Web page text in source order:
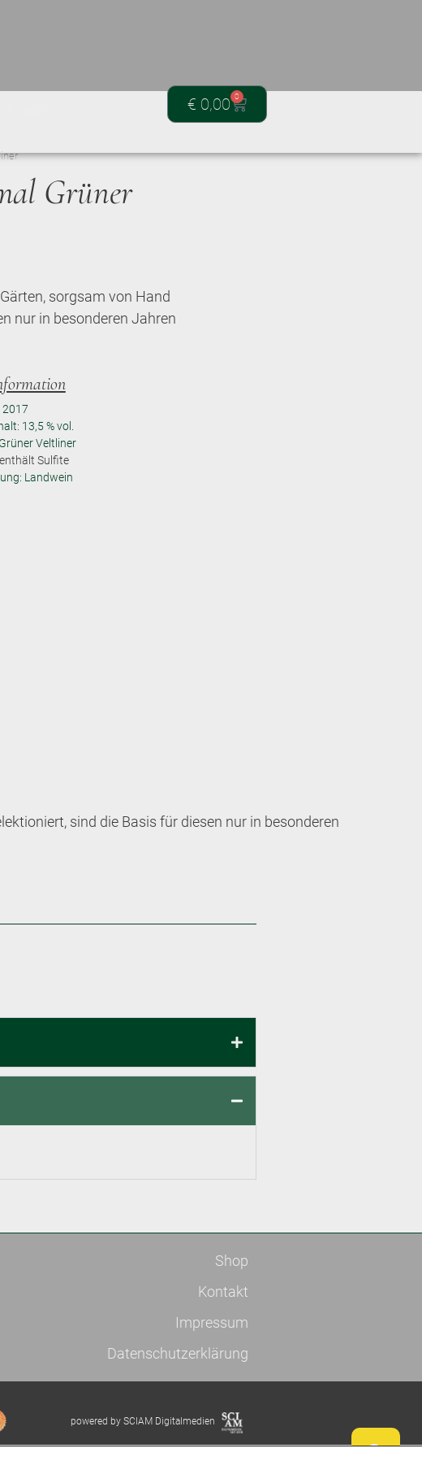
€ 0,00 0
Grüner
sorgsam von Hand
nur in besonderen Jahren
13,5 % vol.
Veltliner
Sulfite
Landwein
sind die Basis für diesen nur in besonderen
Shop
Kontakt
Impressum
Datenschutzerklärung
powered by SCIAM Digitalmedien